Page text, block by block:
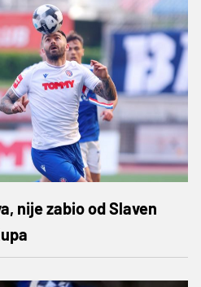
nije zabio od Slaven